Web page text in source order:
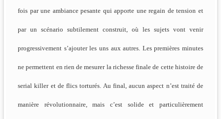
fois par une ambiance pesante qui apporte une regain de tension et
par un scénario subtilement construit, où les sujets vont venir
progressivement s’ajouter les uns aux autres. Les premières minutes
ne permettent en rien de mesurer la richesse finale de cette histoire de
serial killer et de flics torturés. Au final, aucun aspect n’est traité de
manière révolutionnaire, mais c’est solide et particulièrement